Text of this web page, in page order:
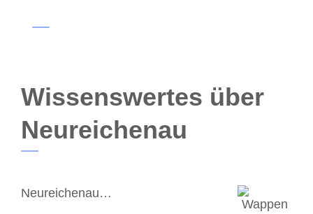
Wissenswertes über
Neureichenau
Neureichenau…